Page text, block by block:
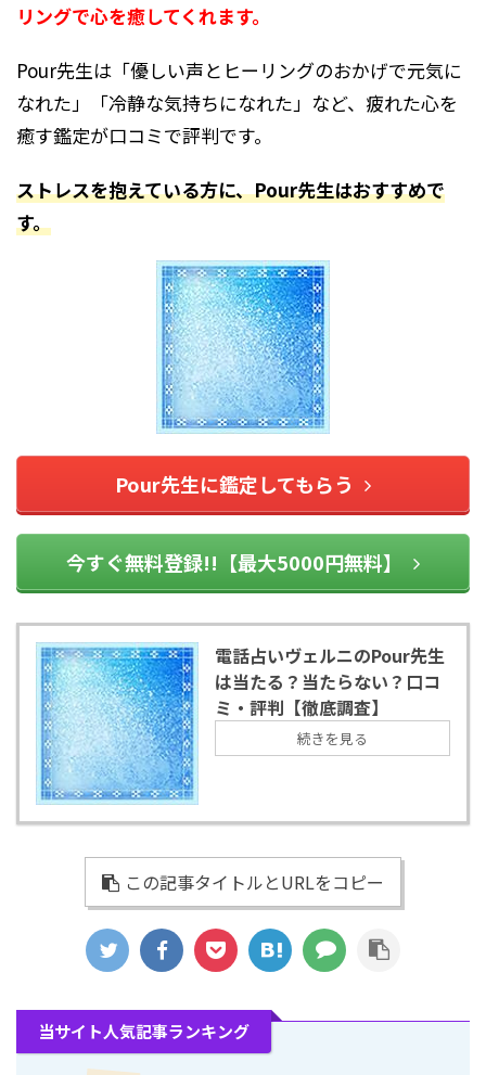
リングで心を癒してくれます。
Pour先生は「優しい声とヒーリングのおかげで元気に
なれた」「冷静な気持ちになれた」など、疲れた心を
癒す鑑定が口コミで評判です。
ストレスを抱えている方に、Pour先生はおすすめで
す。
Pour先生に鑑定してもらう
今すぐ無料登録!!【最大5000円無料】
電話占いヴェルニのPour先生
は当たる？当たらない？口コ
ミ・評判【徹底調査】
続きを見る
この記事タイトルとURLをコピー
当サイト人気記事ランキング